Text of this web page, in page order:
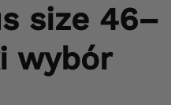
size 46–
wybór